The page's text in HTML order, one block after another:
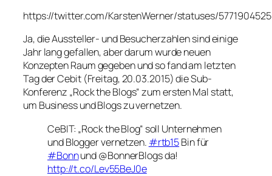
https://twitter.com/KarstenWerner/statuses/
Ja, die Aussteller- und Besucherzahlen sind einige
Jahr lang gefallen, aber darum wurde neuen
Konzepten Raum gegeben und so fand am letzten
Tag der Cebit (Freitag, 20.03.2015) die Sub-
Konferenz „Rock the Blogs“ zum ersten Mal statt,
um Business und Blogs zu vernetzen.
CeBIT: „Rock the Blog“ soll Unternehmen
und Blogger vernetzen. #rtb15Bin für
#Bonnund @BonnerBlogs da!
http://t.co/Lev55BeJ0e